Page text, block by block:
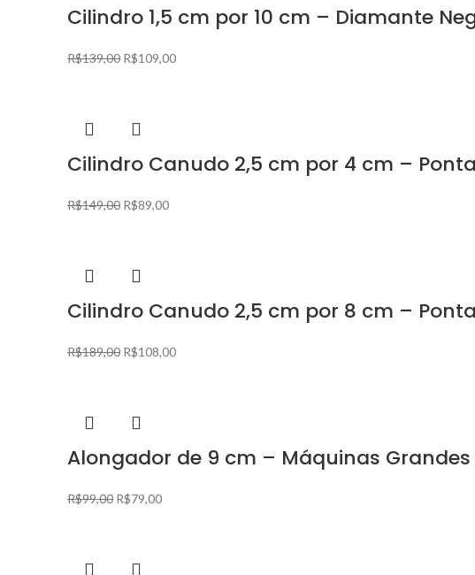
Cilindro 1,5 cm por 10 cm – Diamante
R$139,00 R$109,00
Cilindro Canudo 2,5 cm por 4 cm –
R$149,00 R$89,00
Cilindro Canudo 2,5 cm por 8 cm –
R$189,00 R$108,00
Alongador de 9 cm – Máquinas Grandes
R$99,00 R$79,00